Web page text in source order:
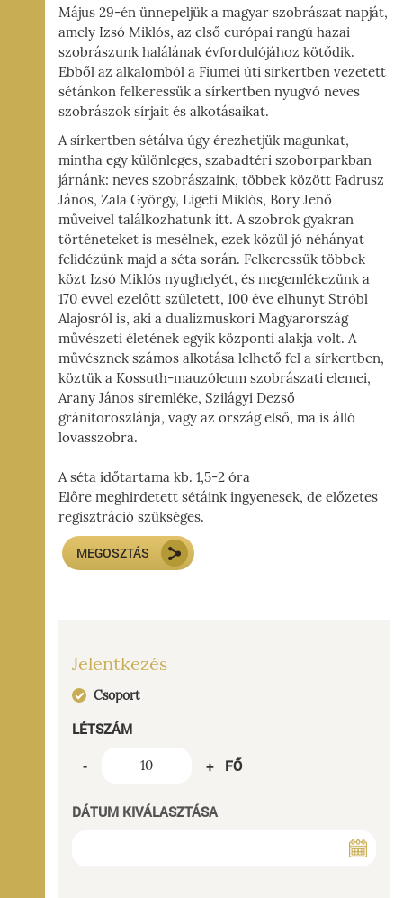
Május 29-én ünnepeljük a magyar szobrászat napját,
amely Izsó Miklós, az első európai rangú hazai
szobrászunk halálának évfordulójához kötődik.
Ebből az alkalomból a Fiumei úti sírkertben vezetett
sétánkon felkeressük a sírkertben nyugvó neves
szobrászok sírjait és alkotásaikat.
A sírkertben sétálva úgy érezhetjük magunkat,
mintha egy különleges, szabadtéri szoborparkban
járnánk: neves szobrászaink, többek között Fadrusz
János, Zala György, Ligeti Miklós, Bory Jenő
műveivel találkozhatunk itt. A szobrok gyakran
történeteket is mesélnek, ezek közül jó néhányat
felidézünk majd a séta során. Felkeressük többek
közt Izsó Miklós nyughelyét, és megemlékezünk a
170 évvel ezelőtt született, 100 éve elhunyt Stróbl
Alajosról is, aki a dualizmuskori Magyarország
művészeti életének egyik központi alakja volt. A
művésznek számos alkotása lelhető fel a sírkertben,
köztük a Kossuth-mauzóleum szobrászati elemei,
Arany János síremléke, Szilágyi Dezső
gránitoroszlánja, vagy az ország első, ma is álló
lovasszobra.
A séta időtartama kb. 1,5-2 óra
Előre meghirdetett sétáink ingyenesek, de előzetes
regisztráció szükséges.
MEGOSZTÁS
Jelentkezés
Csoport
LÉTSZÁM
- + FŐ
DÁTUM KIVÁLASZTÁSA